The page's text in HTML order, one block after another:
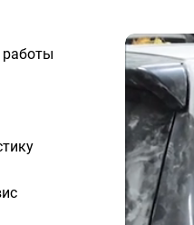
работы